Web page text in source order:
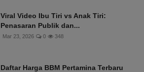
Viral Video Ibu Tiri vs Anak Tiri:
Penasaran Publik dan...
Mar 23, 2026 0 348
Daftar Harga BBM Pertamina Terbaru